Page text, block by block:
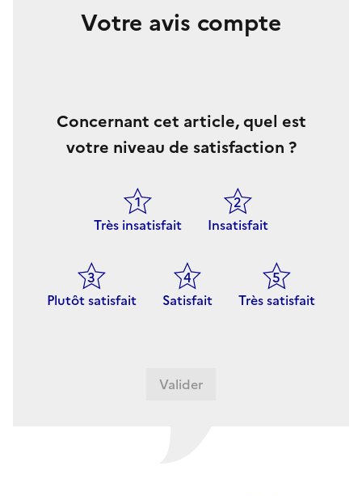
Votre avis compte
Concernant cet article, quel est
votre niveau de satisfaction ?
Très insatisfait Insatisfait
Plutôt satisfait Satisfait Très satisfait